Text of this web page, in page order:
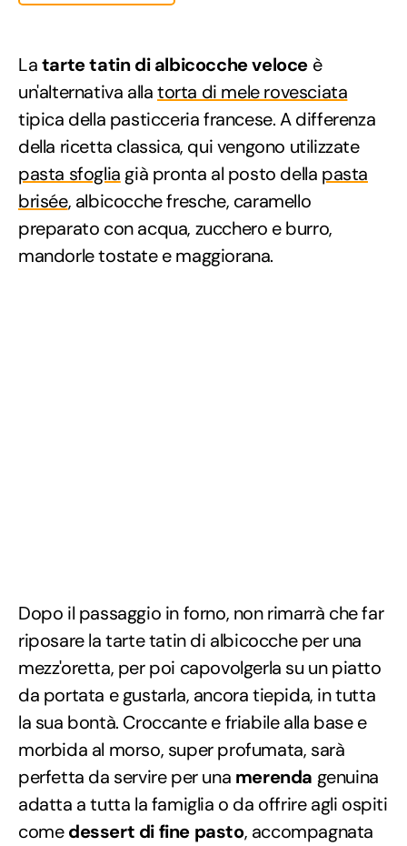
Latarte tatin di albicocche veloce è
un'alternativa allatorta di mele rovesciata
tipica della pasticceria francese. A differenza
della ricetta classica, qui vengono utilizzate
pasta sfoglia già pronta al posto della pasta
brisée, albicocche fresche, caramello
preparato con acqua, zucchero e burro,
mandorle tostate e maggiorana.
Dopo il passaggio in forno, non rimarrà che far
riposare la tarte tatin di albicocche per una
mezz'oretta, per poi capovolgerla su un piatto
da portata e gustarla, ancora tiepida, in tutta
la sua bontà. Croccante e friabile alla base e
morbida al morso, super profumata, sarà
perfetta da servire per una merenda genuina
adatta a tutta la famiglia o da offrire agli ospiti
comedessert di fine pasto, accompagnata